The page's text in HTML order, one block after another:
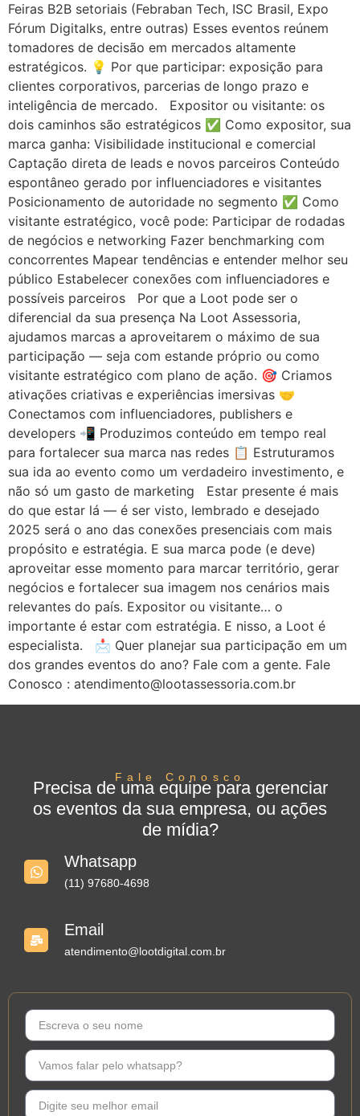
Feiras B2B setoriais (Febraban Tech, ISC Brasil, Expo
Fórum Digitalks, entre outras) Esses eventos reúnem
tomadores de decisão em mercados altamente
estratégicos. 💡 Por que participar: exposição para
clientes corporativos, parcerias de longo prazo e
inteligência de mercado. Expositor ou visitante: os
dois caminhos são estratégicos ✅ Como expositor, sua
marca ganha: Visibilidade institucional e comercial
Captação direta de leads e novos parceiros Conteúdo
espontâneo gerado por influenciadores e visitantes
Posicionamento de autoridade no segmento ✅ Como
visitante estratégico, você pode: Participar de rodadas
de negócios e networking Fazer benchmarking com
concorrentes Mapear tendências e entender melhor seu
público Estabelecer conexões com influenciadores e
possíveis parceiros Por que a Loot pode ser o
diferencial da sua presença Na Loot Assessoria,
ajudamos marcas a aproveitarem o máximo de sua
participação — seja com estande próprio ou como
visitante estratégico com plano de ação. 🎯 Criamos
ativações criativas e experiências imersivas 🤝
Conectamos com influenciadores, publishers e
developers 📲 Produzimos conteúdo em tempo real
para fortalecer sua marca nas redes 📋 Estruturamos
sua ida ao evento como um verdadeiro investimento, e
não só um gasto de marketing Estar presente é mais
do que estar lá — é ser visto, lembrado e desejado
2025 será o ano das conexões presenciais com mais
propósito e estratégia. E sua marca pode (e deve)
aproveitar esse momento para marcar território, gerar
negócios e fortalecer sua imagem nos cenários mais
relevantes do país. Expositor ou visitante… o
importante é estar com estratégia. E nisso, a Loot é
especialista. 📩 Quer planejar sua participação em um
dos grandes eventos do ano? Fale com a gente. Fale
Conosco : atendimento@lootassessoria.com.br
Fale Conosco
Precisa de uma equipe para gerenciar
os eventos da sua empresa, ou ações
de mídia?
Whatsapp
(11) 97680-4698
Email
atendimento@lootdigital.com.br